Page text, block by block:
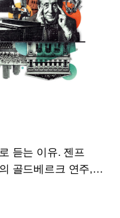
듣는 이유. 젠프
골드베르크 연주,
리사이틀 앨범, 이